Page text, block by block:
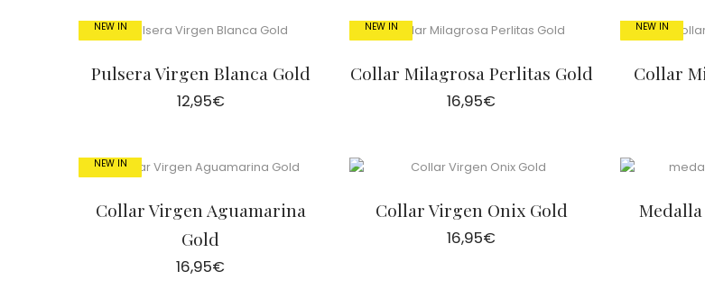
NEW IN
Pulsera Virgen Blanca Gold
12,95€
NEW IN
Collar Milagrosa Perlitas Gold
16,95€
NEW IN
Collar
NEW IN
Collar Virgen Aguamarina
Gold
16,95€
Collar Virgen Onix Gold
16,95€